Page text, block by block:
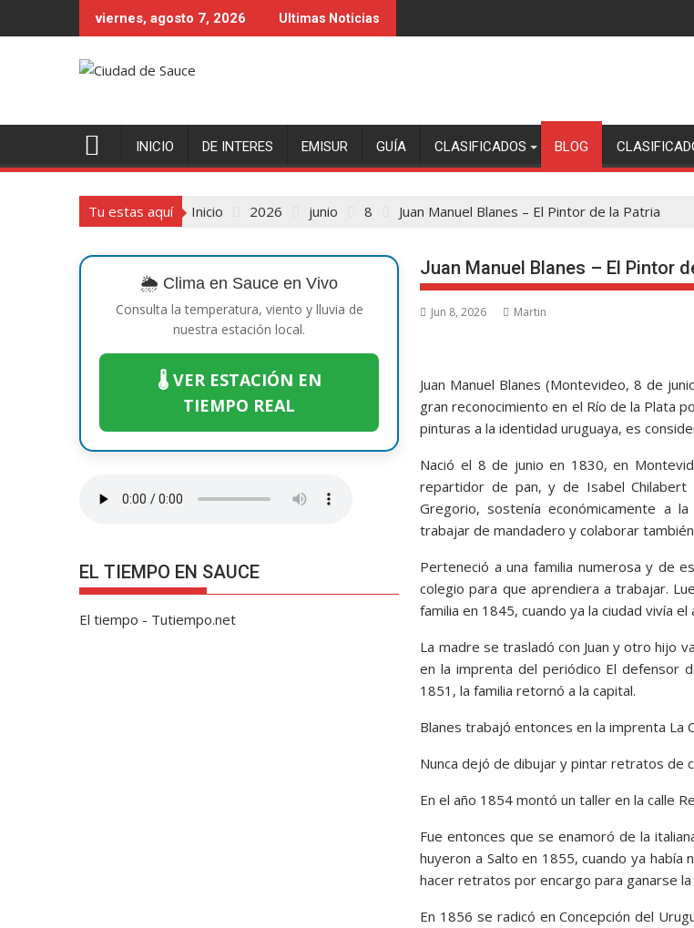
al
viernes, agosto 7, 2026 Ultimas Noticias
INICIO DE INTERES EMISUR GUÍA CLASIFICADOS BLOG
Tu estas aquí Inicio 2026 junio 8 Juan Manuel Blanes – El Pintor de la Patria
Juan Manuel Blanes – El Pintor
Jun 8, 2026 Martin
Juan Manuel Blanes (Montevideo, 8 de
gran reconocimiento en el Río de la Plata
pinturas a la identidad uruguaya, es
Nació el 8 de junio en 1830, en
repartidor de pan, y de Isabel Chilabert
Gregorio, sostenía económicamente a
trabajar de mandadero y colaborar también
Perteneció a una familia numerosa y de
colegio para que aprendiera a trabajar.
familia en 1845, cuando ya la ciudad vivía
La madre se trasladó con Juan y otro hijo
en la imprenta del periódico El defensor
1851, la familia retornó a la capital.
Blanes trabajó entonces en la imprenta La
Nunca dejó de dibujar y pintar retratos de
En el año 1854 montó un taller en la calle
Fue entonces que se enamoró de la
huyeron a Salto en 1855, cuando ya había
hacer retratos por encargo para ganarse la
En 1856 se radicó en Concepción del
🌦️ Clima en Sauce en Vivo
Consulta la temperatura, viento y lluvia de
nuestra estación local.
🌡️ VER ESTACIÓN EN
TIEMPO REAL
EL TIEMPO EN SAUCE
El tiempo - Tutiempo.net